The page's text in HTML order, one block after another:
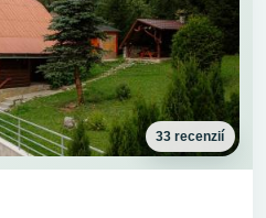
33 recenzií